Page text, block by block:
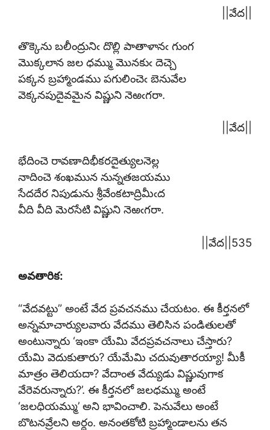
||వేద||
తొక్కెను బలీంద్రునిఁ దొల్లి పాతాళానఁ గుంగ
మొక్కలాన జల ధమ్ము మొనకుఁ దెచ్చె
పక్కన బ్రహ్మాండము పగులించెఁ బెనువేల
వెక్కనపుదైవమైన విష్ణుని నెఱఁగరా.
||వేద||
భేదించె రావణాదిభీకరదైత్యులనెల్ల
నాదించె శంఖమున నున్నతజయము
సేదదేర నిపుడును శ్రీవేంకటాద్రిమీఁద
వీది వీది మెరసేటి విష్ణుని నెఱఁగరా.
||వేద||535
అవతారిక:
“వేదవట్టు” అంటే వేద ప్రవచనము చేయటం. ఈ కీర్తనలో
అన్నమాచార్యులవారు వేదము తెలిసిన పండితులతో
అంటున్నారు ‘ఇంకా యేమి వేదప్రవచనాలు చేస్తారు?
యేమి వెదుకుతారు? యేమేమి చదువుతారయ్యా! మీకీ
మాత్రం తెలియదా? వేదాంత వేద్యుడు విష్ణువుగాక
వేరెవరున్నారు?’. ఈ కీర్తనలో జలధమ్ము అంటే
‘జలధియమ్ము’ అని భావించాలి. పెనువేలు అంటే
బొటనవ్రేలని అర్థం. అనంతకోటి బ్రహ్మాండాలను తన